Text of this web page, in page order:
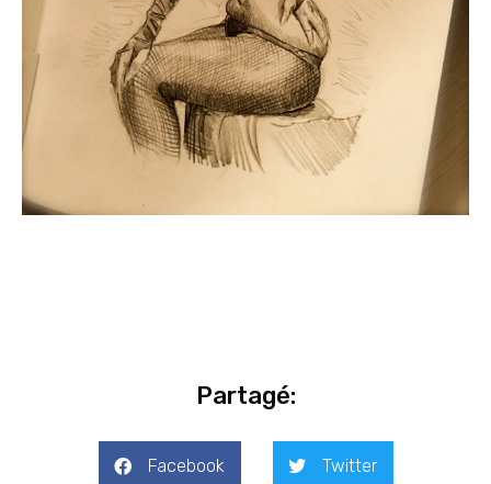
Partagé:
Facebook Twitter